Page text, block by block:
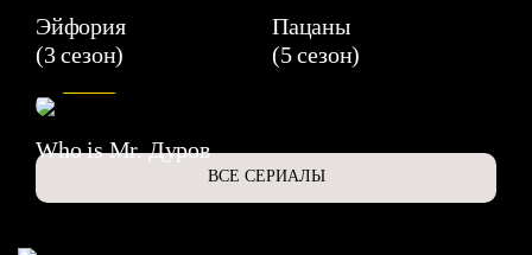
Эйфория
(3 сезон)
Пацаны
(5 сезон)
6.3
Who is Mr. Дуров
ВСЕ СЕРИАЛЫ